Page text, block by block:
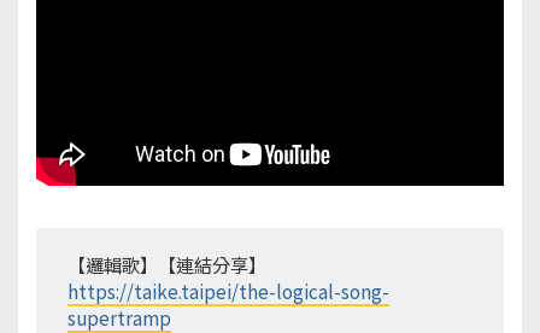
【邏輯歌】【連結分享】
https://taike.taipei/the-logical-song-
supertramp